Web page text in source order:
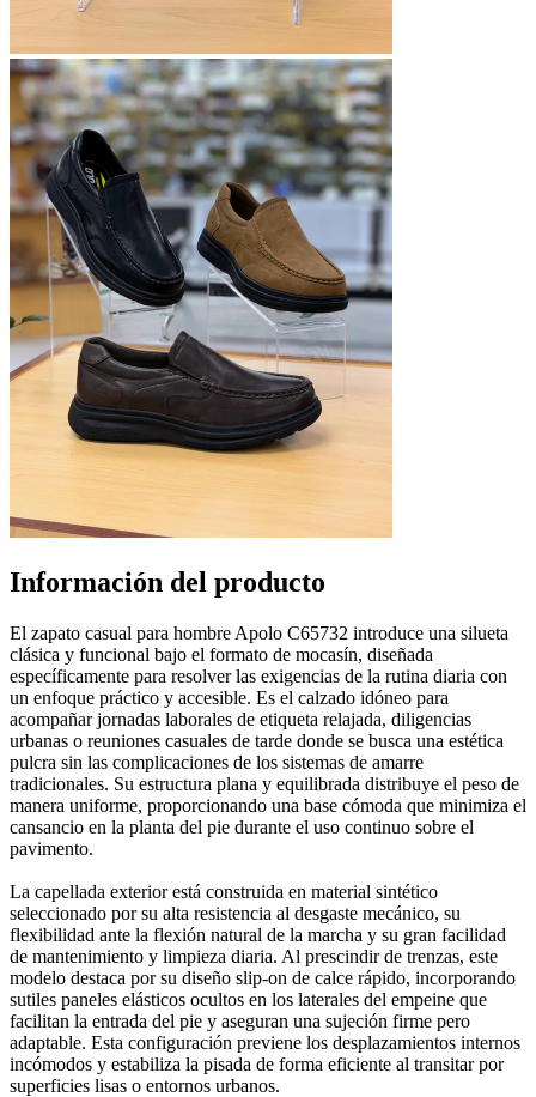
Información del producto
El zapato casual para hombre Apolo C65732 introduce una silueta
clásica y funcional bajo el formato de mocasín, diseñada
específicamente para resolver las exigencias de la rutina diaria con
un enfoque práctico y accesible. Es el calzado idóneo para
acompañar jornadas laborales de etiqueta relajada, diligencias
urbanas o reuniones casuales de tarde donde se busca una estética
pulcra sin las complicaciones de los sistemas de amarre
tradicionales. Su estructura plana y equilibrada distribuye el peso de
manera uniforme, proporcionando una base cómoda que minimiza el
cansancio en la planta del pie durante el uso continuo sobre el
pavimento.
La capellada exterior está construida en material sintético
seleccionado por su alta resistencia al desgaste mecánico, su
flexibilidad ante la flexión natural de la marcha y su gran facilidad
de mantenimiento y limpieza diaria. Al prescindir de trenzas, este
modelo destaca por su diseño slip-on de calce rápido, incorporando
sutiles paneles elásticos ocultos en los laterales del empeine que
facilitan la entrada del pie y aseguran una sujeción firme pero
adaptable. Esta configuración previene los desplazamientos internos
incómodos y estabiliza la pisada de forma eficiente al transitar por
superficies lisas o entornos urbanos.